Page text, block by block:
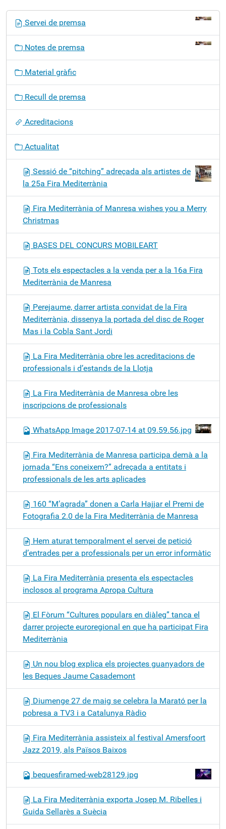
ó
Servei de premsa
Notes de premsa
Material gràfic
Recull de premsa
Acreditacions
Actualitat
Sessió de “pitching” adreçada als artistes de
la 25a Fira Mediterrània
Fira Mediterrània of Manresa wishes you a Merry
Christmas
BASES DEL CONCURS MOBILEART
Tots els espectacles a la venda per a la 16a Fira
Mediterrània de Manresa
Perejaume, darrer artista convidat de la Fira
Mediterrània, dissenya la portada del disc de Roger
Mas i la Cobla Sant Jordi
La Fira Mediterrània obre les acreditacions de
professionals i d’estands de la Llotja
La Fira Mediterrània de Manresa obre les
inscripcions de professionals
WhatsApp Image 2017-07-14 at 09.59.56.jpg
Fira Mediterrània de Manresa participa demà a la
jornada “Ens coneixem?” adreçada a entitats i
professionals de les arts aplicades
160 “M’agrada” donen a Carla Hajjar el Premi de
Fotografia 2.0 de la Fira Mediterrània de Manresa
Hem aturat temporalment el servei de petició
d’entrades per a professionals per un error informàtic
La Fira Mediterrània presenta els espectacles
inclosos al programa Apropa Cultura
El Fòrum “Cultures populars en diàleg” tanca el
darrer projecte euroregional en que ha participat Fira
Mediterrània
Un nou blog explica els projectes guanyadors de
les Beques Jaume Casademont
Diumenge 27 de maig se celebra la Marató per la
pobresa a TV3 i a Catalunya Ràdio
Fira Mediterrània assisteix al festival Amersfoort
Jazz 2019, als Països Baixos
bequesfiramed-web28129.jpg
La Fira Mediterrània exporta Josep M. Ribelles i
Guida Sellarès a Suècia